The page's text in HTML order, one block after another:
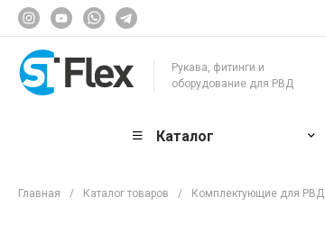
Рукава, фитинги и
оборудование для РВД
Каталог
Главная / Каталог товаров / Комплектующие для РВД